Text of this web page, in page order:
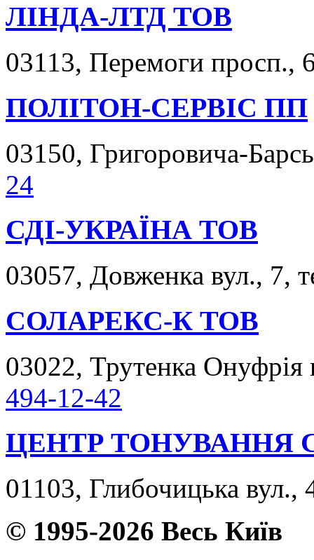
ЛІНДА-ЛТД ТОВ
03113, Перемоги просп.,
ПОЛІТОН-СЕРВІС ПП
03150, Григоровича-
24
СДІ-УКРАЇНА ТОВ
03057, Довженка вул., 7,
СОЛАРЕКС-К ТОВ
03022, Трутенка
494-12-42
ЦЕНТР ТОНУВАННЯ
01103, Глибочицька вул.,
© 1995-2026 Весь Київ